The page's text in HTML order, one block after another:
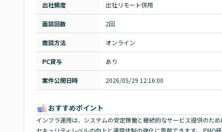
出社頻度 出社リモート併用
面談回数 2回
商談方法 オンライン
PC貸与 あり
案件公開日時 2026/05/29 12:16:00
おすすめポイント
インフラ運用は、システムの安定稼働と継続的なサービス提供のた
セキュリティレベルの向上と運用体制の強化に貢献できます。